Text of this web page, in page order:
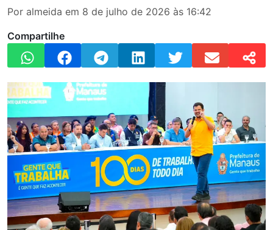
Por almeida em 8 de julho de 2026 às 16:42
Compartilhe